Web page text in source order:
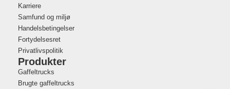
Karriere
Samfund og miljø
Handelsbetingelser
Fortydelsesret
Privatlivspolitik
Produkter
Gaffeltrucks
Brugte gaffeltrucks